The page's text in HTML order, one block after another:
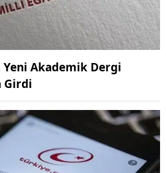
Akademik Dergi
Girdi